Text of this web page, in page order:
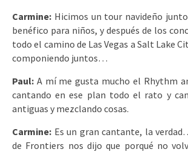
Carmine: Hicimos un tour navideño
benéfico para niños, y después de los
todo el camino de Las Vegas a Salt Lake
componiendo juntos…
Paul: A mí me gusta mucho el Rhythm
cantando en ese plan todo el rato y
antiguas y mezclando cosas.
Carmine: Es un gran cantante, la
de Frontiers nos dijo que porqué no